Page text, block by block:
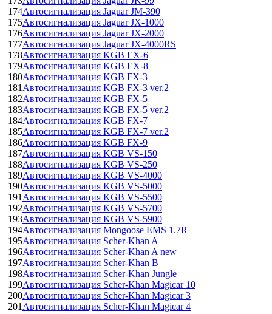
174Автосигнализация Jaguar JM-390
175Автосигнализация Jaguar JX-1000
176Автосигнализация Jaguar JX-2000
177Автосигнализация Jaguar JX-4000RS
178Автосигнализация KGB EX-6
179Автосигнализация KGB EX-8
180Автосигнализация KGB FX-3
181 Автосигнализация KGB FX-3 ver.2
182Автосигнализация KGB FX-5
183Автосигнализация KGB FX-5 ver.2
184Автосигнализация KGB FX-7
185Автосигнализация KGB FX-7 ver.2
186Автосигнализация KGB FX-9
187Автосигнализация KGB VS-150
188Автосигнализация KGB VS-250
189Автосигнализация KGB VS-4000
190Автосигнализация KGB VS-5000
191 Автосигнализация KGB VS-5500
192Автосигнализация KGB VS-5700
193Автосигнализация KGB VS-5900
194Автосигнализация Mongoose EMS 1.7R
195Автосигнализация Scher-Khan A
196Автосигнализация Scher-Khan A new
197Автосигнализация Scher-Khan B
198Автосигнализация Scher-Khan Jungle
199Автосигнализация Scher-Khan Magicar 10
200Автосигнализация Scher-Khan Magicar 3
201 Автосигнализация Scher-Khan Magicar 4